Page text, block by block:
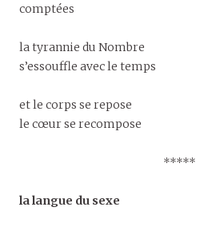
comptées
la tyrannie du Nombre
s’essouffle avec le temps
et le corps se repose
le cœur se recompose
*****
la langue du sexe